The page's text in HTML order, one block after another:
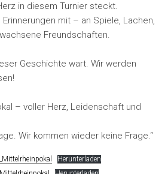
in diesem Turnier steckt.
mit – an Spiele, Lachen,
Freundschaften.
Geschichte wart. Wir werden
– voller Herz, Leidenschaft und
Wir kommen wieder keine Frage.“
Herunterladen